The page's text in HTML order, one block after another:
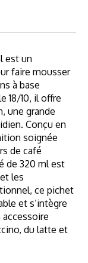
est un
faire mousser
à base
18/10, il offre
une grande
Conçu en
soignée
de café
de 320 ml est
les
ce pichet
et s’intègre
du latte et